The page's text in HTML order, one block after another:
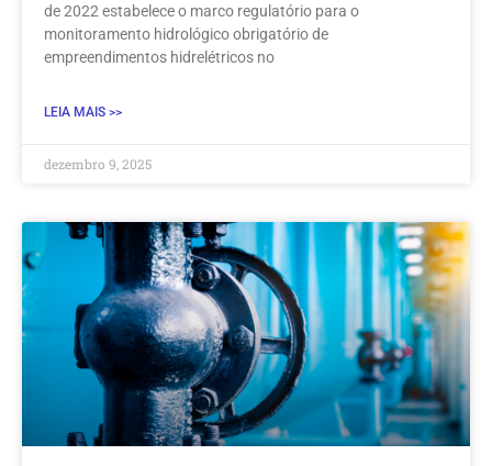
de 2022 estabelece o marco regulatório para o
monitoramento hidrológico obrigatório de
empreendimentos hidrelétricos no
LEIA MAIS >>
dezembro 9, 2025